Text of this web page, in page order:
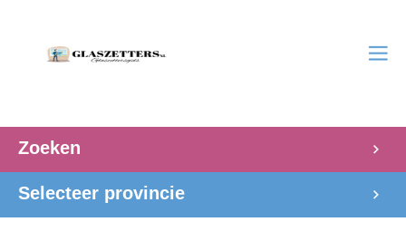
Zoeken
Selecteer provincie